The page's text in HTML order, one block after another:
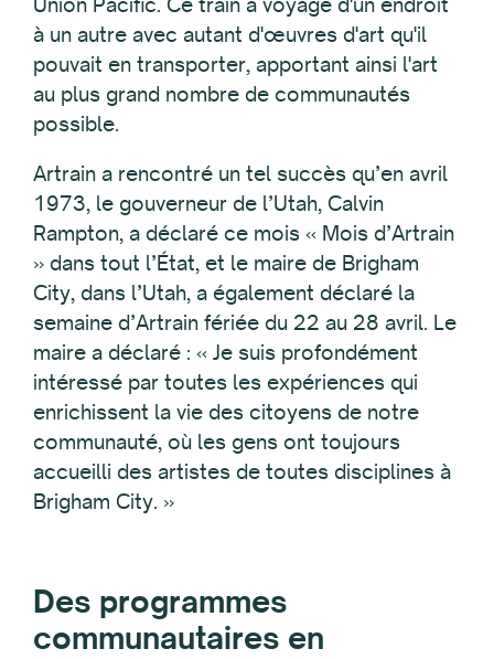
à un autre avec autant d'œuvres d'art qu'il
pouvait en transporter, apportant ainsi l'art
au plus grand nombre de communautés
possible.
Artrain a rencontré un tel succès qu’en avril
1973, le gouverneur de l’Utah, Calvin
Rampton, a déclaré ce mois « Mois d’Artrain
» dans tout l’État, et le maire de Brigham
City, dans l’Utah, a également déclaré la
semaine d’Artrain fériée du 22 au 28 avril. Le
maire a déclaré : « Je suis profondément
intéressé par toutes les expériences qui
enrichissent la vie des citoyens de notre
communauté, où les gens ont toujours
accueilli des artistes de toutes disciplines à
Brigham City. »
Des programmes
communautaires en